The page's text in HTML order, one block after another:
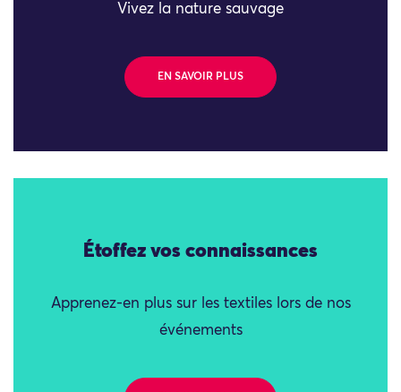
Vivez la nature sauvage
EN SAVOIR PLUS
Étoffez vos connaissances
Apprenez-en plus sur les textiles lors de nos
événements